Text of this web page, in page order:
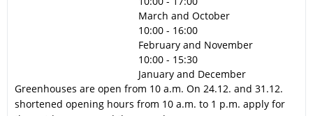
10:00 - 17:00
March and October
10:00 - 16:00
February and November
10:00 - 15:30
January and December
Greenhouses are open from 10 a.m. On 24.12. and 31.12.
shortened opening hours from 10 a.m. to 1 p.m. apply for